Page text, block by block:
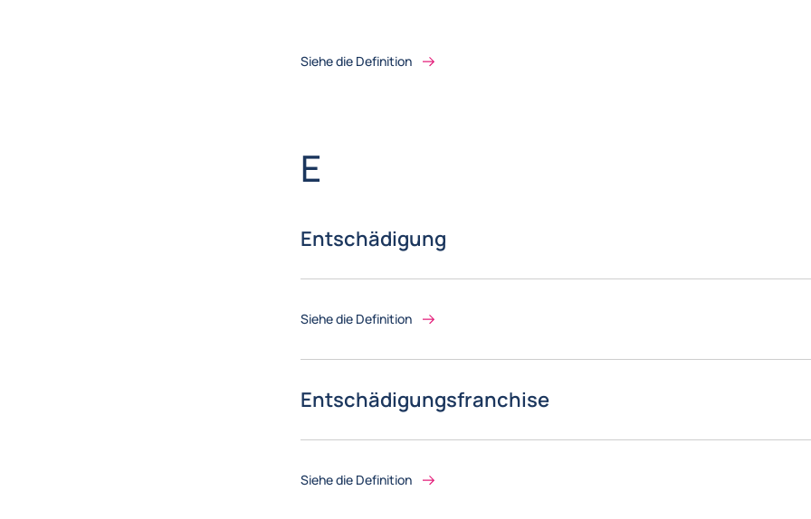
Siehe die Definition
Brief
E
Entschädigung
Siehe die Definition
Entschädigungsfranchise
Siehe die Definition